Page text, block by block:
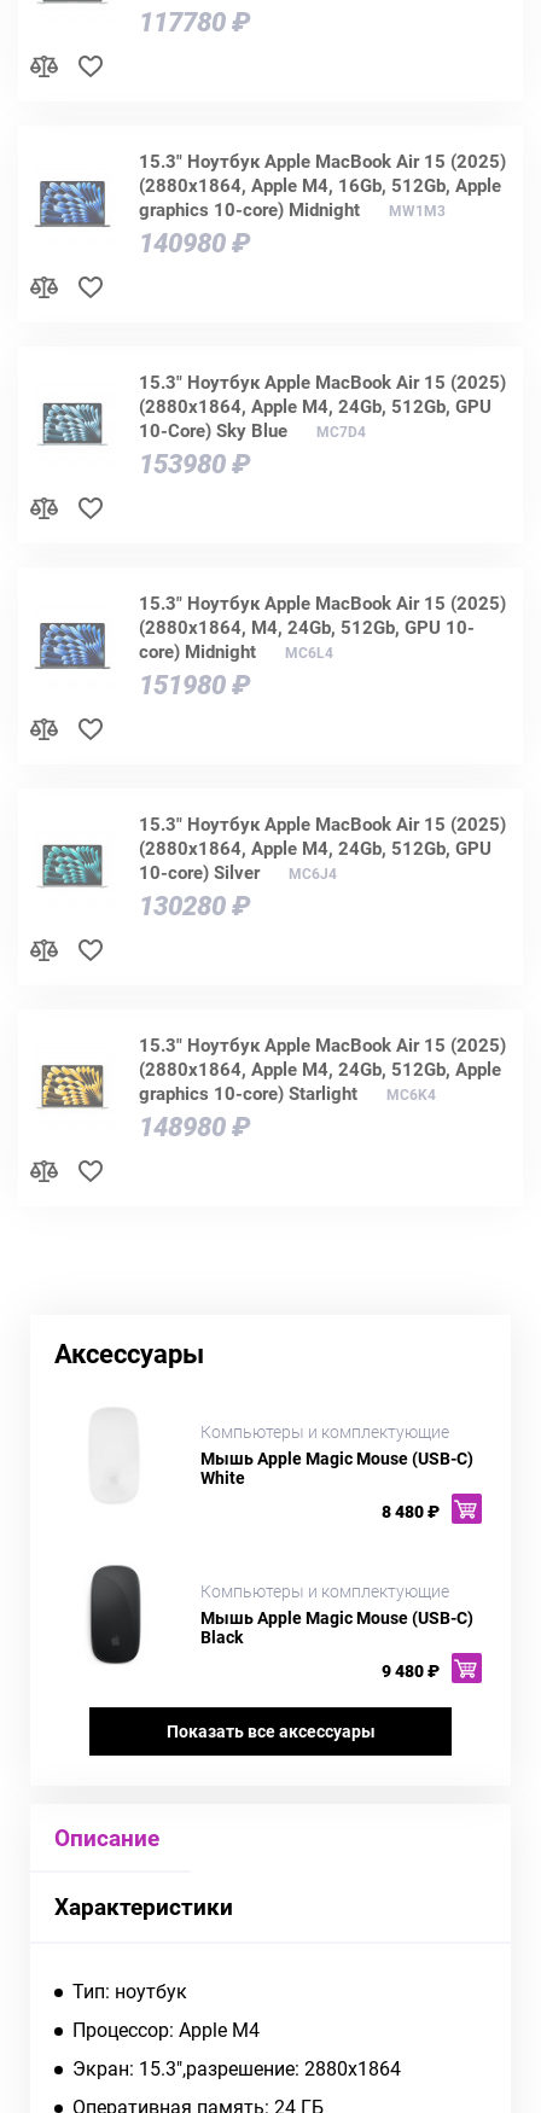
117780 ₽
15.3" Ноутбук Apple MacBook Air 15 (2025)
(2880x1864, Apple M4, 16Gb, 512Gb, Apple
graphics 10-core) Midnight
MW1M3
140980 ₽
15.3" Ноутбук Apple MacBook Air 15 (2025)
(2880x1864, Apple M4, 24Gb, 512Gb, GPU
10-Core) Sky Blue
MC7D4
153980 ₽
15.3" Ноутбук Apple MacBook Air 15 (2025)
(2880x1864, M4, 24Gb, 512Gb, GPU 10-
core) Midnight
MC6L4
151980 ₽
15.3" Ноутбук Apple MacBook Air 15 (2025)
(2880x1864, Apple M4, 24Gb, 512Gb, GPU
10-core) Silver
MC6J4
130280 ₽
15.3" Ноутбук Apple MacBook Air 15 (2025)
(2880x1864, Apple M4, 24Gb, 512Gb, Apple
graphics 10-core) Starlight
MC6K4
148980 ₽
Аксессуары
Компьютеры и комплектующие
Мышь Apple Magic Mouse (USB-C)
White
8 480 ₽
Компьютеры и комплектующие
Мышь Apple Magic Mouse (USB-C)
Black
9 480 ₽
Показать все аксессуары
Описание
Характеристики
Тип: ноутбук
Процессор: Apple M4
Экран: 15.3",разрешение: 2880x1864
Оперативная память: 24 ГБ